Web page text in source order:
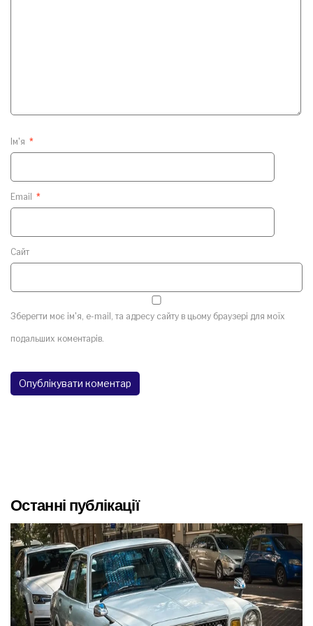
Ім'я *
Email *
Сайт
Зберегти моє ім'я, e-mail, та адресу сайту в цьому браузері для моїх
подальших коментарів.
Останні публікації